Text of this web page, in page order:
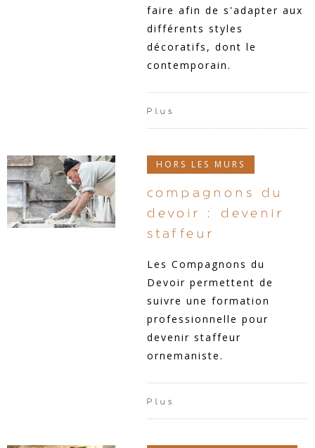
faire afin de s'adapter aux
différents styles
décoratifs, dont le
contemporain.
Plus
HORS LES MURS
compagnons du
devoir : devenir
staffeur
Les Compagnons du
Devoir permettent de
suivre une formation
professionnelle pour
devenir staffeur
ornemaniste.
Plus